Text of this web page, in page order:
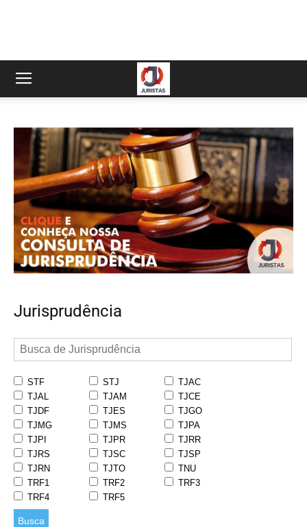
Jurisprudência
STF STJ
TJAC
TJAL
TJAM
TJCE
TJDF
TJES
TJGO
TJMG
TJMS
TJPA
TJPI
TJPR
TJRR
TJRS
TJSC
TJSP
TJRN
TJTO
TNU
TRF1
TRF2
TRF3
TRF4
TRF5
Busca